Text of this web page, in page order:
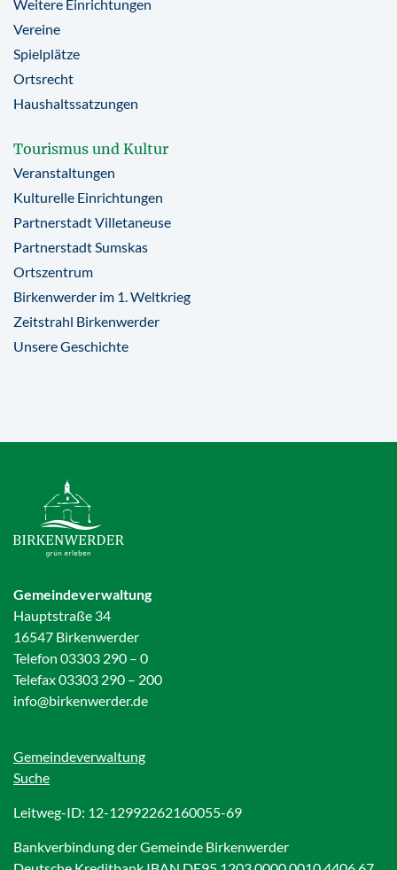
Weitere Einrichtungen
Vereine
Spielplätze
Ortsrecht
Haushaltssatzungen
Tourismus und Kultur
Veranstaltungen
Kulturelle Einrichtungen
Partnerstadt Villetaneuse
Partnerstadt Sumskas
Ortszentrum
Birkenwerder im 1. Weltkrieg
Zeitstrahl Birkenwerder
Unsere Geschichte
Gemeindeverwaltung
Hauptstraße 34
16547 Birkenwerder
Telefon 03303 290 – 0
Telefax 03303 290 – 200
info@birkenwerder.de
Gemeindeverwaltung
Suche
Leitweg-ID: 12-12992262160055-69
Bankverbindung der Gemeinde Birkenwerder